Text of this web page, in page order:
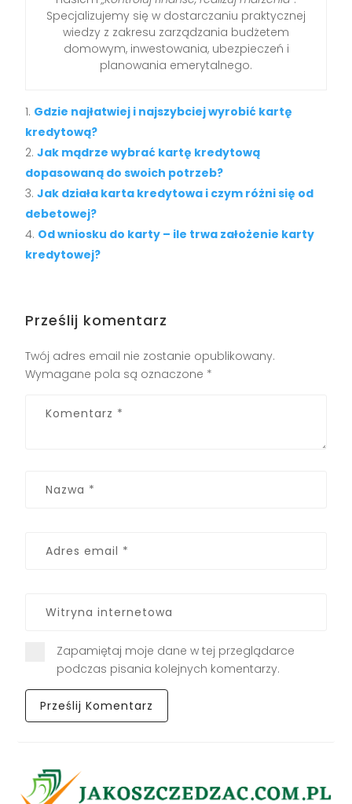
Specjalizujemy się w dostarczaniu praktycznej
wiedzy z zakresu zarządzania budżetem
domowym, inwestowania, ubezpieczeń i
planowania emerytalnego.
Gdzie najłatwiej i najszybciej wyrobić kartę
kredytową?
Jak mądrze wybrać kartę kredytową
dopasowaną do swoich potrzeb?
Jak działa karta kredytowa i czym różni się od
debetowej?
Od wniosku do karty – ile trwa założenie karty
kredytowej?
Prześlij komentarz
Twój adres email nie zostanie opublikowany.
Wymagane pola są oznaczone *
Zapamiętaj moje dane w tej przeglądarce
podczas pisania kolejnych komentarzy.